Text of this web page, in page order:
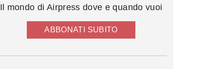
Il mondo di Airpress dove e quando vuoi
ABBONATI SUBITO